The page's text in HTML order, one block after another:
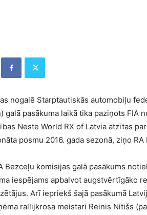
nogalē Starptautiskās automobiļu
galā pasākuma laikā tika paziņots FIA
Neste World RX of Latvia atzītas
posmu 2016. gada sezonā, ziņo
Bezceļu komisijas galā pasākums
iespējams apbalvot augstvērtīgāko
Arī iepriekš šajā pasākumā
rallijkrosa meistari Reinis Nitišs